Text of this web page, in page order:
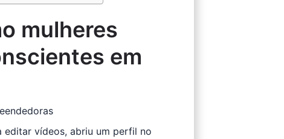
mulheres
em
editar vídeos, abriu um perfil no